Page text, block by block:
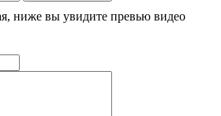
ниже вы увидите превью видео